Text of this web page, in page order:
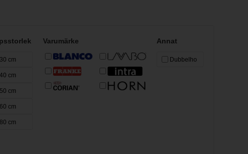
af diskhon i bänkskivan.
30 cm
40 cm
50 cm
60 cm
80 cm
Varumärke Annat
Dubbelho